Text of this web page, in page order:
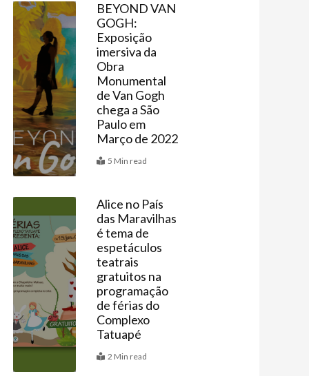
Agenda
BEYOND VAN
GOGH:
Exposição
imersiva da
Obra
Monumental
de Van Gogh
chega a São
Paulo em
Março de 2022
5 Min read
Agenda
Alice no País
das Maravilhas
é tema de
espetáculos
teatrais
gratuitos na
programação
de férias do
Complexo
Tatuapé
2 Min read